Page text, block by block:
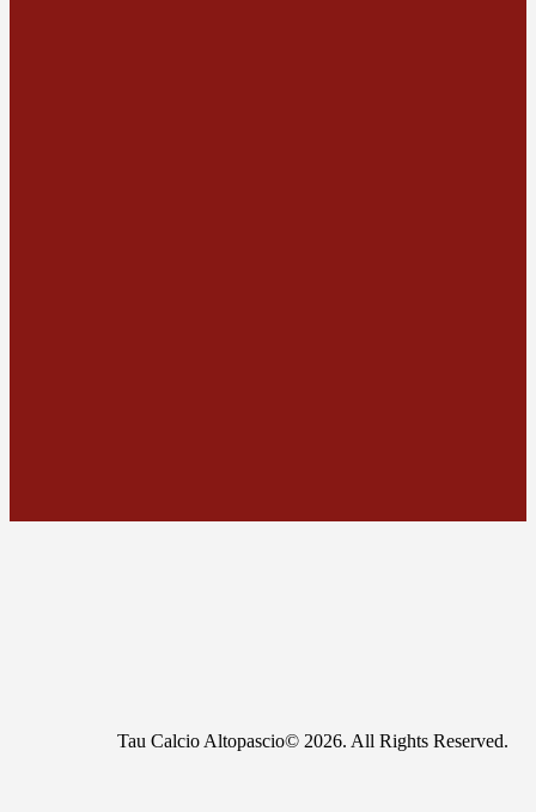
Tau Calcio Altopascio© 2026. All Rights Reserved.